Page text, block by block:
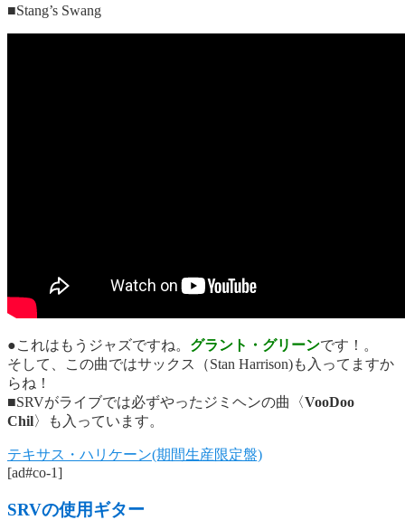
■Stang’s Swang
●これはもうジャズですね。 グラント・グリーンです！。
そして、この曲ではサックス（Stan Harrison)も入ってますか
らね！
■SRVがライブでは必ずやったジミヘンの曲〈VooDoo
Chil〉も入っています。
テキサス・ハリケーン(期間生産限定盤)
[ad#co-1]
SRVの使用ギター